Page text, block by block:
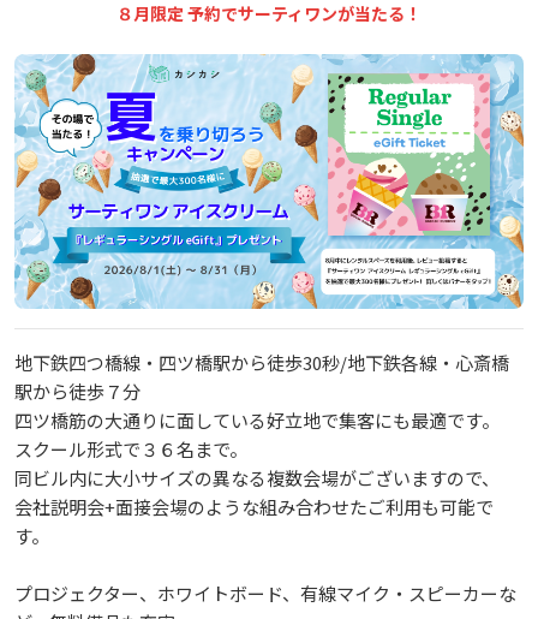
８月限定 予約でサーティワンが当たる！
地下鉄四つ橋線・四ツ橋駅から徒歩30秒/地下鉄各線・心斎橋
駅から徒歩７分
四ツ橋筋の大通りに面している好立地で集客にも最適です。
スクール形式で３６名まで。
同ビル内に大小サイズの異なる複数会場がございますので、
会社説明会+面接会場のような組み合わせたご利用も可能で
す。
プロジェクター、ホワイトボード、有線マイク・スピーカーな